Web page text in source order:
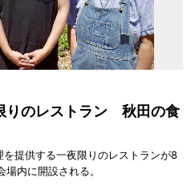
りのレストラン 秋田の食
提供する一夜限りのレストランが8
内に開設される。